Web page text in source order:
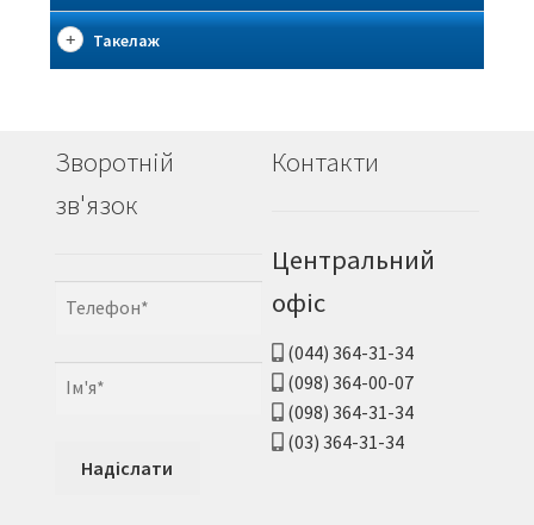
Такелаж
Зворотній
зв'язок
Контакти
Центральний
офіс
(044) 364-31-34
(098) 364-00-07
(098) 364-31-34
(03) 364-31-34